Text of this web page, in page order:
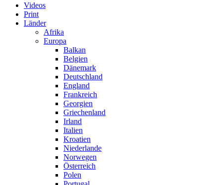
Videos
Print
Länder
Afrika
Europa
Balkan
Belgien
Dänemark
Deutschland
England
Frankreich
Georgien
Griechenland
Irland
Italien
Kroatien
Niederlande
Norwegen
Österreich
Polen